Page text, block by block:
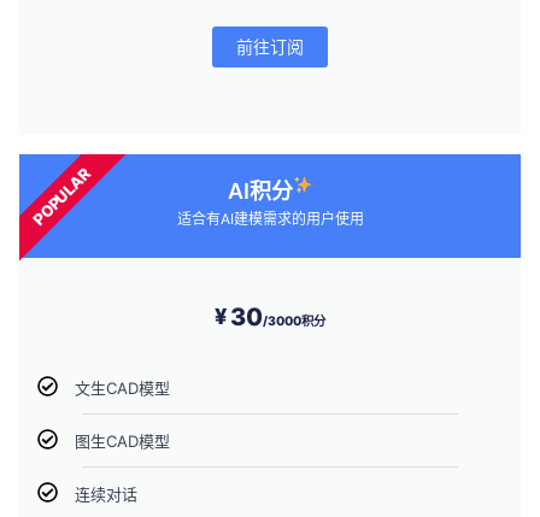
前往订阅
AI积分
适合有AI建模需求的用户使用
¥30/3000积分
文生CAD模型
图生CAD模型
连续对话
POPULAR